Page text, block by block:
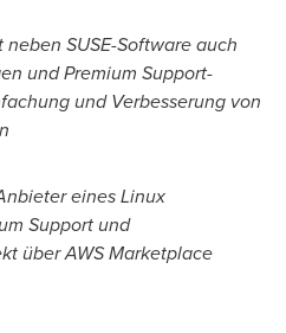
SUSE-Software auch
und Premium Support-
und Verbesserung von
eines Linux
Support und
über AWS Marketplace